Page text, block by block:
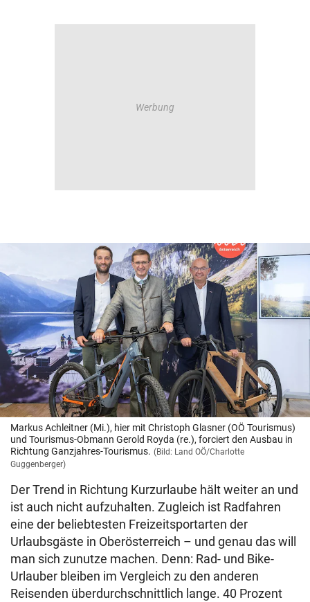
Markus Achleitner (Mi.), hier mit Christoph Glasner (OÖ Tourismus)
und Tourismus-Obmann Gerold Royda (re.), forciert den Ausbau in
Richtung Ganzjahres-Tourismus. (Bild: Land OÖ/Charlotte
Guggenberger)
Der Trend in Richtung Kurzurlaube hält weiter an und
ist auch nicht aufzuhalten. Zugleich ist Radfahren
eine der beliebtesten Freizeitsportarten der
Urlaubsgäste in Oberösterreich – und genau das will
man sich zunutze machen. Denn: Rad- und Bike-
Urlauber bleiben im Vergleich zu den anderen
Reisenden überdurchschnittlich lange. 40 Prozent